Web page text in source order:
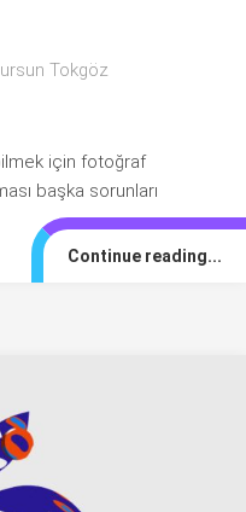
Tokgöz
için fotoğraf
başka sorunları
Continue reading...